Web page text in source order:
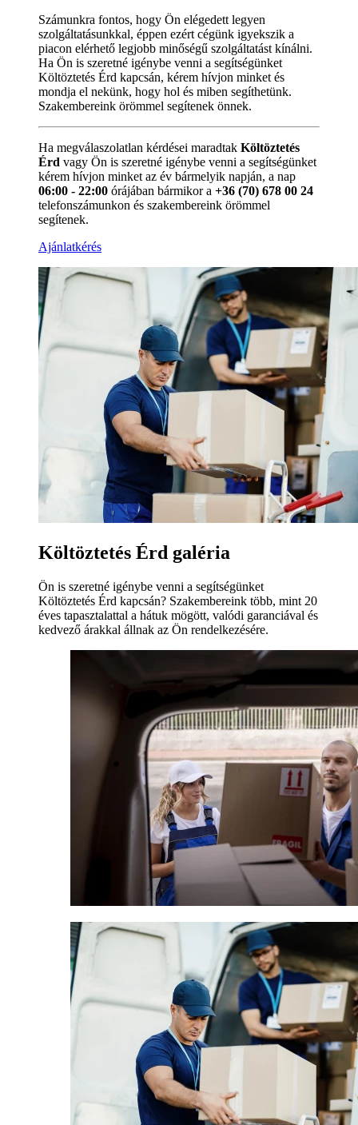
Számunkra fontos, hogy Ön elégedett legyen
szolgáltatásunkkal, éppen ezért cégünk igyekszik a
piacon elérhető legjobb minőségű szolgáltatást kínálni.
Ha Ön is szeretné igénybe venni a segítségünket
Költöztetés Érd kapcsán, kérem hívjon minket és
mondja el nekünk, hogy hol és miben segíthetünk.
Szakembereink örömmel segítenek önnek.
Ha megválaszolatlan kérdései maradtak Költöztetés
Érd vagy Ön is szeretné igénybe venni a segítségünket
kérem hívjon minket az év bármelyik napján, a nap
06:00 - 22:00 órájában bármikor a +36 (70) 678 00 24
telefonszámunkon és szakembereink örömmel
segítenek.
Ajánlatkérés
Költöztetés Érd galéria
Ön is szeretné igénybe venni a segítségünket
Költöztetés Érd kapcsán? Szakembereink több, mint 20
éves tapasztalattal a hátuk mögött, valódi garanciával és
kedvező árakkal állnak az Ön rendelkezésére.